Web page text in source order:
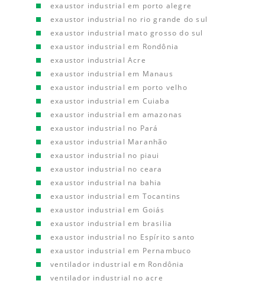
exaustor industrial em porto alegre
exaustor industrial no rio grande do sul
exaustor industrial mato grosso do sul
exaustor industrial em Rondônia
exaustor industrial Acre
exaustor industrial em Manaus
exaustor industrial em porto velho
exaustor industrial em Cuiaba
exaustor industrial em amazonas
exaustor industrial no Pará
exaustor industrial Maranhão
exaustor industrial no piaui
exaustor industrial no ceara
exaustor industrial na bahia
exaustor industrial em Tocantins
exaustor industrial em Goiás
exaustor industrial em brasilia
exaustor industrial no Espírito santo
exaustor industrial em Pernambuco
ventilador industrial em Rondônia
ventilador industrial no acre